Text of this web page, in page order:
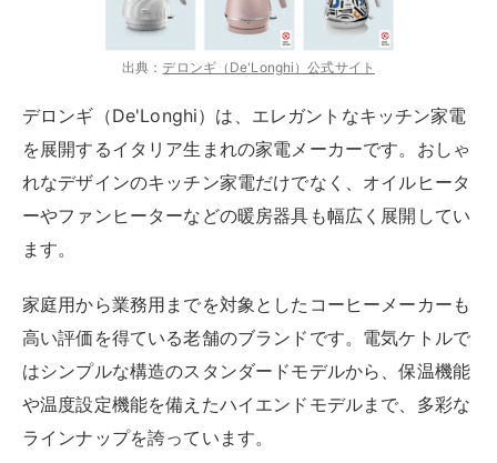
出典：デロンギ（De'Longhi）公式サイト
デロンギ（De'Longhi）は、エレガントなキッチン家電
を展開するイタリア生まれの家電メーカーです。おしゃ
れなデザインのキッチン家電だけでなく、オイルヒータ
ーやファンヒーターなどの暖房器具も幅広く展開してい
ます。
家庭用から業務用までを対象としたコーヒーメーカーも
高い評価を得ている老舗のブランドです。電気ケトルで
はシンプルな構造のスタンダードモデルから、保温機能
や温度設定機能を備えたハイエンドモデルまで、多彩な
ラインナップを誇っています。